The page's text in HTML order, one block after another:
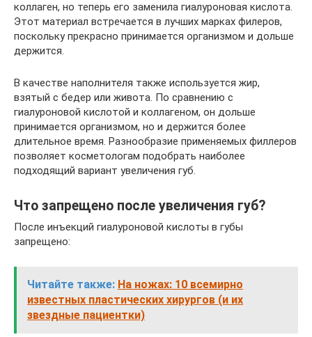
коллаген, но теперь его заменила гиалуроновая кислота.
Этот материал встречается в лучших марках филеров,
поскольку прекрасно принимается организмом и дольше
держится.
В качестве наполнителя также используется жир,
взятый с бедер или живота. По сравнению с
гиалуроновой кислотой и коллагеном, он дольше
принимается организмом, но и держится более
длительное время. Разнообразие применяемых филлеров
позволяет косметологам подобрать наиболее
подходящий вариант увеличения губ.
Что запрещено после увеличения губ?
После инъекций гиалуроновой кислоты в губы
запрещено:
Читайте также: На ножах: 10 всемирно
известных пластических хирургов (и их
звездные пациентки)